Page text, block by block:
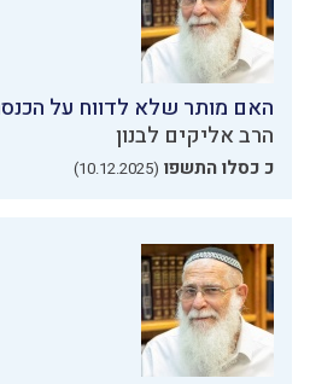
האם מותר שלא לדווח על
הרב אליקים לבנון
כ כסלו התשפו (10.12.2025)